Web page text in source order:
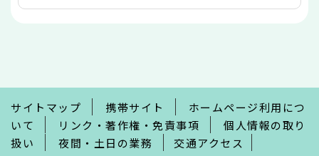
で
サイトマップ 携帯サイト
ホームページ利用につ
いて
リンク・著作権・免責事項
個人情報の取り
扱い
夜間・土日の業務 交通アクセス